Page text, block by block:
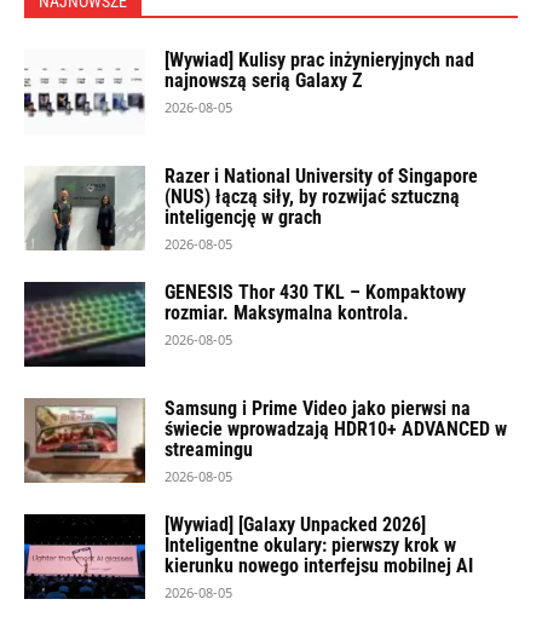
[Wywiad] Kulisy prac inżynieryjnych nad
najnowszą serią Galaxy Z
2026-08-05
Razer i National University of Singapore
(NUS) łączą siły, by rozwijać sztuczną
inteligencję w grach
2026-08-05
GENESIS Thor 430 TKL – Kompaktowy
rozmiar. Maksymalna kontrola.
2026-08-05
Samsung i Prime Video jako pierwsi na
świecie wprowadzają HDR10+ ADVANCED w
streamingu
2026-08-05
[Wywiad] [Galaxy Unpacked 2026]
Inteligentne okulary: pierwszy krok w
kierunku nowego interfejsu mobilnej AI
2026-08-05